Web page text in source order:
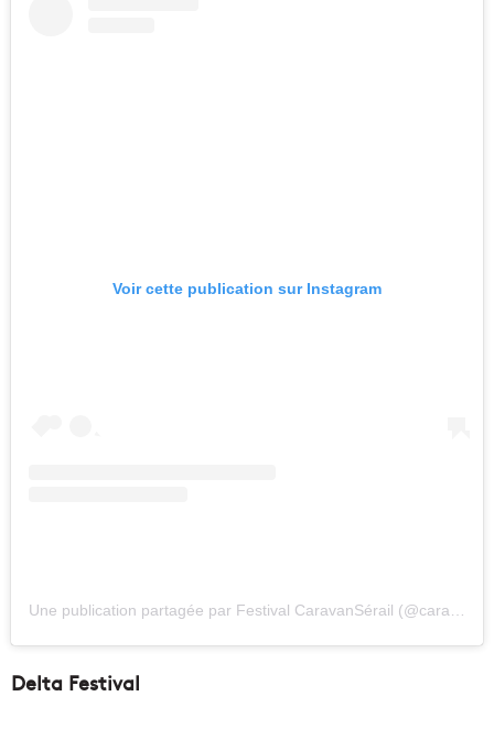
Voir cette publication sur Instagram
Delta Festival